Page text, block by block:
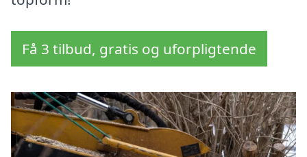
Få 3 tilbud, gratis og uforpligtende